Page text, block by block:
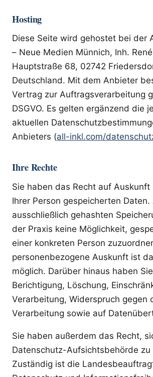
Hosting
Diese Seite wird gehostet bei der
– Neue Medien Münnich, Inh.
Hauptstraße 68, 02742
Deutschland. Mit dem Anbieter
Vertrag zur Auftragsverarbeitung
DSGVO. Es gelten ergänzend die
aktuellen
Anbieters (all-inkl.com/
Ihre Rechte
Sie haben das Recht auf Auskunft
Ihrer Person gespeicherten
ausschließlich gehashten
der Praxis keine Möglichkeit,
einer konkreten Person
personenbezogene Auskunft ist
möglich. Darüber hinaus haben
Berichtigung, Löschung,
Verarbeitung, Widerspruch gegen
Verarbeitung sowie auf
Sie haben außerdem das Recht,
Datenschutz-Aufsichtsbehörde zu
Zuständig ist die